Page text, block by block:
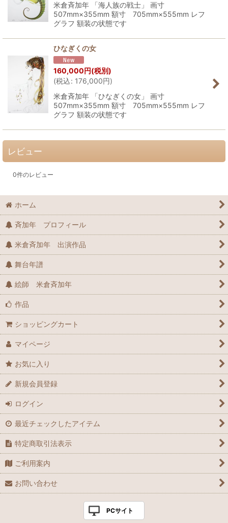
米倉斉加年 「海人族の戦士」 画寸
507mm×355mm 額寸 705mm×555mm レフ
グラフ 額装の状態です
ひなぎくの女
160,000円(税別)
(税込: 176,000円)
米倉斉加年 「ひなぎくの女」 画寸
507mm×355mm 額寸 705mm×555mm レフ
グラフ 額装の状態です
レビュー
0件のレビュー
ホーム
斉加年 プロフィール
米倉斉加年 出演作品
舞台年譜
絵師 米倉斉加年
作品
ショッピングカート
マイページ
お気に入り
新規会員登録
ログイン
最近チェックしたアイテム
特定商取引法表示
ご利用案内
お問い合わせ
PCサイト